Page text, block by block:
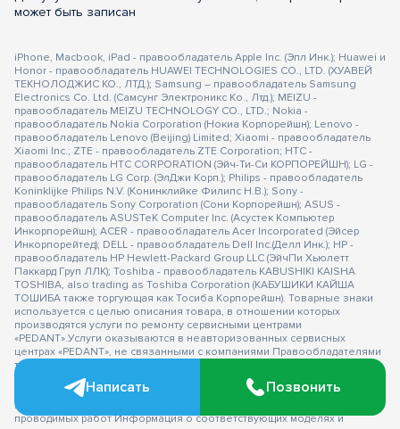
может быть записан
iPhone, Macbook, iPad - правообладатель Apple Inc. (Эпл Инк.); Huawei и
Honor - правообладатель HUAWEI TECHNOLOGIES CO., LTD. (ХУАВЕЙ
ТЕКНОЛОДЖИС КО., ЛТД.); Samsung – правообладатель Samsung
Electronics Co. Ltd. (Самсунг Электроникс Ко., Лтд.); MEIZU -
правообладатель MEIZU TECHNOLOGY CO., LTD.; Nokia -
правообладатель Nokia Corporation (Нокиа Корпорейшн); Lenovo -
правообладатель Lenovo (Beijing) Limited; Xiaomi - правообладатель
Xiaomi Inc.; ZTE - правообладатель ZTE Corporation; HTC -
правообладатель HTC CORPORATION (Эйч-Ти-Си КОРПОРЕЙШН); LG -
правообладатель LG Corp. (ЭлДжи Корп.); Philips - правообладатель
Koninklijke Philips N.V. (Конинклийке Филипс Н.В.); Sony -
правообладатель Sony Corporation (Сони Корпорейшн); ASUS -
правообладатель ASUSTeK Computer Inc. (Асустек Компьютер
Инкорпорейшн); ACER - правообладатель Acer Incorporated (Эйсер
Инкорпорейтед); DELL - правообладатель Dell Inc.(Делл Инк.); HP -
правообладатель HP Hewlett-Packard Group LLC (ЭйчПи Хьюлетт
Паккард Груп ЛЛК); Toshiba - правообладатель KABUSHIKI KAISHA
TOSHIBA, also trading as Toshiba Corporation (КАБУШИКИ КАЙША
ТОШИБА также торгующая как Тосиба Корпорейшн). Товарные знаки
используется с целью описания товара, в отношении которых
производятся услуги по ремонту сервисными центрами
«PEDANT».Услуги оказываются в неавторизованных сервисных
центрах «PEDANT», не связанными с компаниями Правообладателями
товарных знаков и/или с ее официальными представителями в
отношении товаров, которые уже были введены в гражданский
оборот в смысле статьи 1487 ГК РФ ** - время ремонта, срок гарантии
могут меняться в зависимости от модели устройства и сложности
проводимых работ Информация о соответствующих моделях и
Написать Позвонить